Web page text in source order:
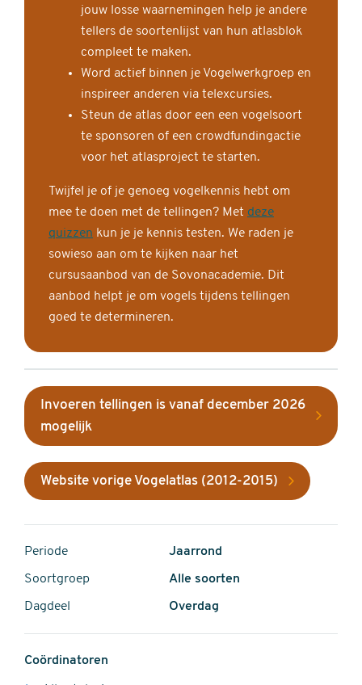
jouw losse waarnemingen help je andere
tellers de soortenlijst van hun atlasblok
compleet te maken.
Word actief binnen je Vogelwerkgroep en
inspireer anderen via telexcursies.
Steun de atlas door een een vogelsoort
te sponsoren of een crowdfundingactie
voor het atlasproject te starten.
Twijfel je of je genoeg vogelkennis hebt om
mee te doen met de tellingen? Met deze
quizzen kun je je kennis testen. We raden je
sowieso aan om te kijken naar het
cursusaanbod van de Sovonacademie. Dit
aanbod helpt je om vogels tijdens tellingen
goed te determineren.
Invoeren tellingen is vanaf december 2026
mogelijk
Website vorige Vogelatlas (2012-2015)
Periode Jaarrond
Soortgroep Alle soorten
Dagdeel Overdag
Coördinatoren